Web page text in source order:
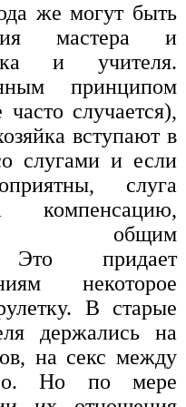
же могут быть
мастера и
и учителя.
принципом
случается),
вступают в
слугами и если
слуга
общим
Это придает
некоторое
В старые
держались на
на секс между
Но по мере